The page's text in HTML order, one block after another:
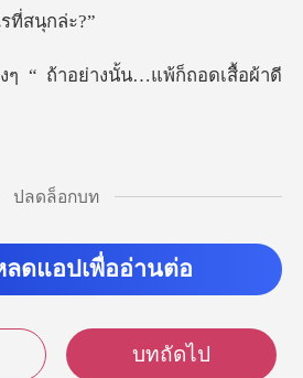
งๆ “ ถ้าอย่างนั้น…แพ
ปลดล็อกบท
ดแอปเพื่ออ่านต่อ
บทถัดไป